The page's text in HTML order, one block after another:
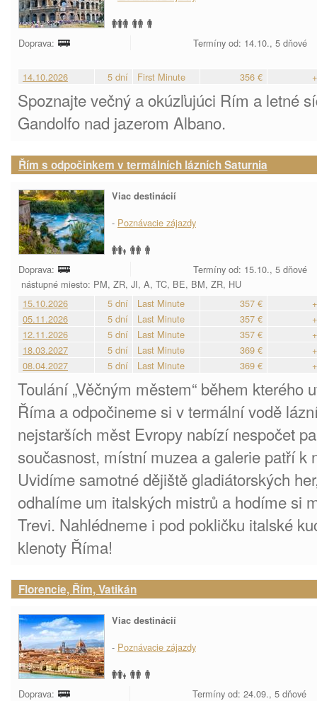
Doprava: Termíny od: 14.10., 5 dňové
14.10.2026 5 dní First Minute 356 €
Spoznajte večný a okúzľujúci Rím a letné
Gandolfo nad jazerom Albano.
Řím s odpočinkem v termálních lázních Saturnia
Viac destinácií
- Poznávacie zájazdy
Doprava:
Termíny od: 15.10., 5 dňové
nástupné miesto: PM, ZR, JI, A, TC, BE, BM, ZR, HU
15.10.2026
5 dní Last Minute 357 €
05.11.2026
5 dní Last Minute 357 €
12.11.2026
5 dní Last Minute 357 €
18.03.2027
5 dní Last Minute 369 €
08.04.2027
5 dní Last Minute 369 €
Toulání „Věčným městem“ během kterého
Říma a odpočineme si v termální vodě
nejstarších měst Evropy nabízí nespočet
současnost, místní muzea a galerie patří k
Uvidíme samotné dějiště gladiátorských
odhalíme um italských mistrů a hodíme si
Trevi. Nahlédneme i pod pokličku italské
klenoty Říma!
Florencie, Řím, Vatikán
Viac destinácií
- Poznávacie zájazdy
Doprava:
Termíny od: 24.09., 5 dňové